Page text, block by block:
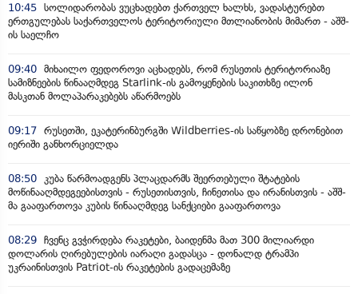
10:45 სოლიდარობას ვუცხადებთ ქართველ ხალხს, ვადასტურებთ
ერთგულებას საქართველოს ტერიტორიული მთლიანობის მიმართ - აშშ-
ის საელჩო
09:40 მიხაილო ფედოროვი აცხადებს, რომ რუსეთის ტერიტორიაზე
სამიზნეების წინააღმდეგ Starlink-ის გამოყენების საკითხზე ილონ
მასკთან მოლაპარაკებებს აწარმოებს
09:17 რუსეთში, ეკატერინბურგში Wildberries-ის საწყობზე დრონებით
იერიში განხორციელდა
08:50
კუბა წარმოადგენს პლაცდარმს შეერთებული შტატების
მოწინააღმდეგეებისთვის - რუსეთისთვის, ჩინეთისა და ირანისთვის - აშშ-
მა გააფართოვა კუბის წინააღმდეგ სანქციები გააფართოვა
08:29 ჩვენც გვჭირდება რაკეტები, ბაიდენმა მათ 300 მილიარდი
დოლარის ღირებულების იარაღი გადასცა - დონალდ ტრამპი
უკრაინისთვის Patriot-ის რაკეტების გადაცემაზე